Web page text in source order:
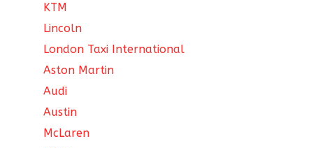
KTM
Lincoln
London Taxi International
Aston Martin
Audi
Austin
McLaren